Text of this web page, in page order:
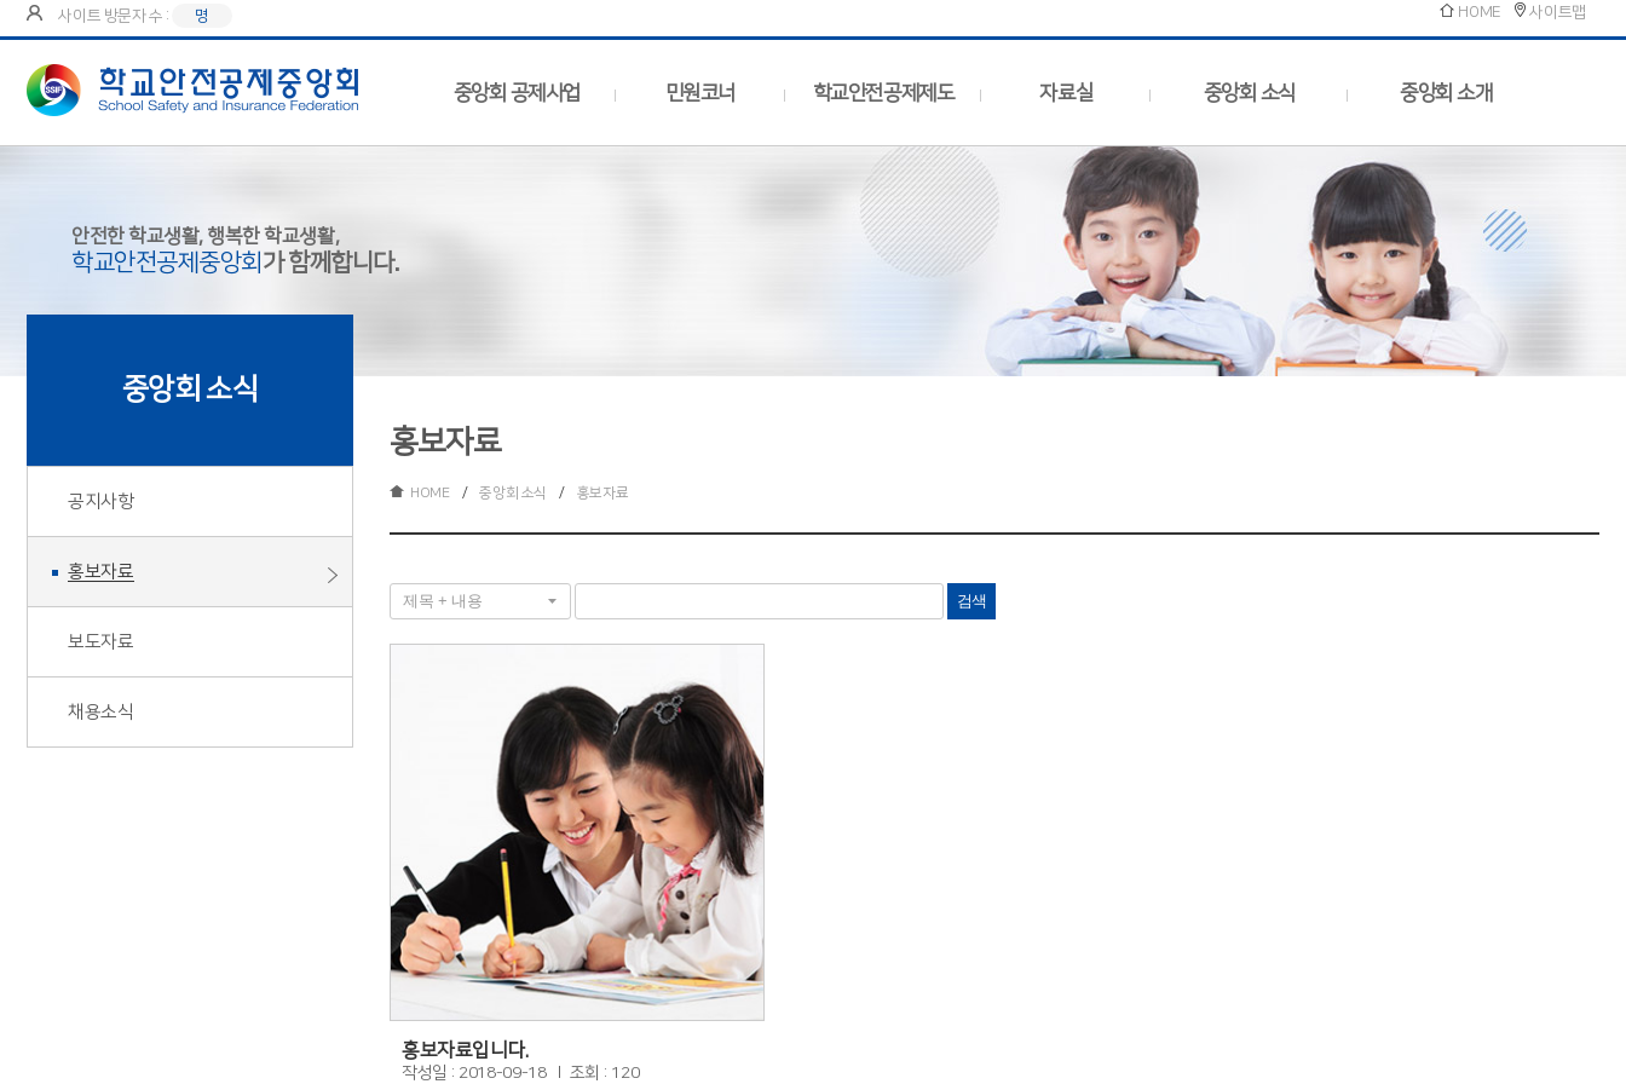
사이트 방문자 수 : 명 HOME 사이트맵
중앙회 공제사업 민원코너 학교안전공제제도 자료실 중앙회 소식 중앙회 소개
안전한 학교생활, 행복한 학교생활,
학교안전공제중앙회 가 함께합니다.
중앙회 소식
공지사항
홍보자료
보도자료
채용소식
홍보자료
HOME / 중앙회 소식 / 홍보자료
검색
홍보자료입니다.
작성일 : 2018-09-18 조회 : 120